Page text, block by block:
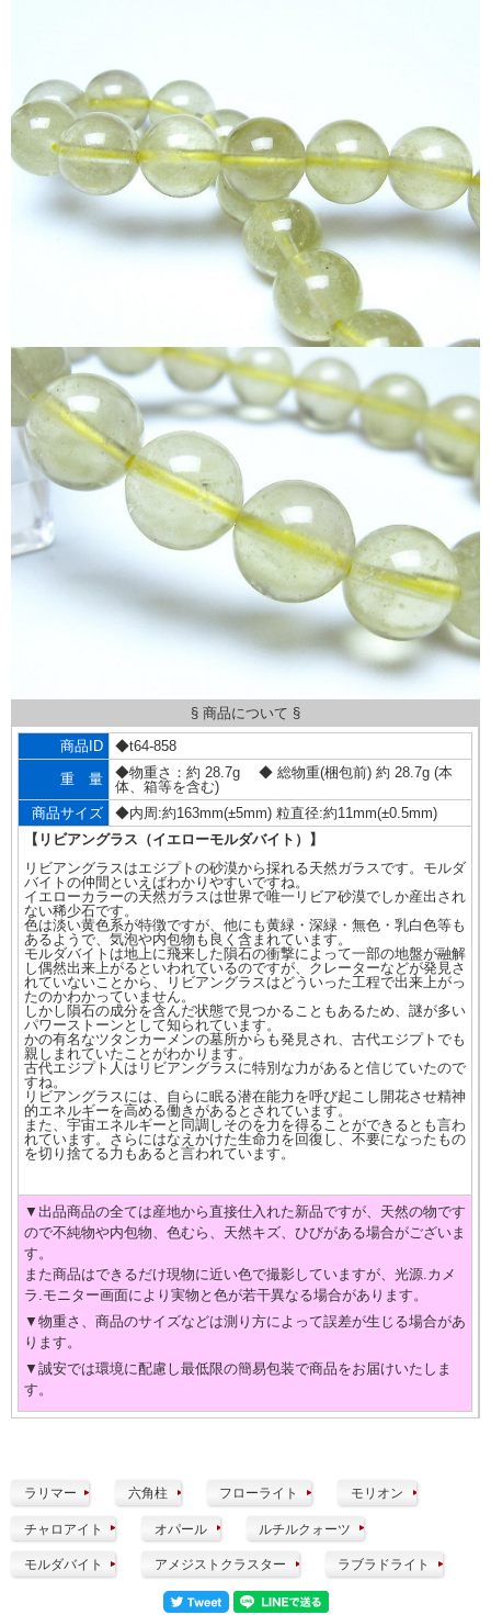
§ 商品について §
商品ID
◆t64-858
重 量
◆物重さ：約 28.7g ◆ 総物重(梱包前) 約 28.7g (本
体、箱等を含む)
商品サイズ
◆内周:約163mm(±5mm) 粒直径:約11mm(±0.5mm)
【リビアングラス（イエローモルダバイト）】
リビアングラスはエジプトの砂漠から採れる天然ガラスです。モルダ
バイトの仲間といえばわかりやすいですね。
イエローカラーの天然ガラスは世界で唯一リビア砂漠でしか産出され
ない稀少石です。
色は淡い黄色系が特徴ですが、他にも黄緑・深緑・無色・乳白色等も
あるようで、気泡や内包物も良く含まれています。
モルダバイトは地上に飛来した隕石の衝撃によって一部の地盤が融解
し偶然出来上がるといわれているのですが、クレーターなどが発見さ
れていないことから、リビアングラスはどういった工程で出来上がっ
たのかわかっていません。
しかし隕石の成分を含んだ状態で見つかることもあるため、謎が多い
パワーストーンとして知られています。
かの有名なツタンカーメンの墓所からも発見され、古代エジプトでも
親しまれていたことがわかります。
古代エジプト人はリビアングラスに特別な力があると信じていたので
すね。
リビアングラスには、自らに眠る潜在能力を呼び起こし開花させ精神
的エネルギーを高める働きがあるとされています。
また、宇宙エネルギーと同調しそのを力を得ることができるとも言わ
れています。さらにはなえかけた生命力を回復し、不要になったもの
を切り捨てる力もあると言われています。
▼出品商品の全ては産地から直接仕入れた新品ですが、天然の物です
ので不純物や内包物、色むら、天然キズ、ひびがある場合がございま
す。
また商品はできるだけ現物に近い色で撮影していますが、光源.カメ
ラ.モニター画面により実物と色が若干異なる場合があります。
▼物重さ、商品のサイズなどは測り方によって誤差が生じる場合があ
ります。
▼誠安では環境に配慮し最低限の簡易包装で商品をお届けいたしま
す。
ラリマー 六角柱 フローライト モリオン
チャロアイト オパール ルチルクォーツ
モルダバイト アメジストクラスター ラブラドライト